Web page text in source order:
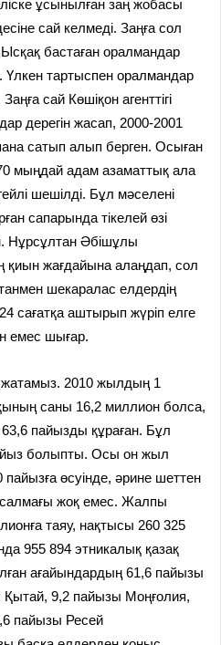
ұсынылған заң жобасы
сай келмеді. Заңға сол
бастаған оралмандар
тартыспен оралмандар
сай Көшіқон агенттігі
дерегін жасап, 2000-2001
сатып алып берген. Осыған
мыңдай адам азаматтық ала
шешілді. Бұл мәселені
сапарында тікелей өзі
Нұрсұлтан Әбішұлы
қиын жағдайына алаңдап, сол
шекаралас елдердің
24 сағатқа аштырып жүріп елге
емес шығар.
жатамыз. 2010 жылдың 1
саны 16,2 миллион болса,
пайызды құраған. Бұл
болыпты. Осы он жыл
пайызға өсуінде, әрине шеттен
салмағы жоқ емес. Жалпы
таяу, нақтысы 260 325
955 894 этникалық қазақ
ағайындардың 61,6 пайызы
9,2 пайызы Моңғолия,
пайызы Ресей